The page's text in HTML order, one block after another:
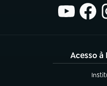
Acesso